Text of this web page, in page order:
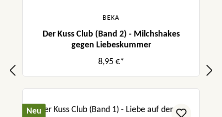
BEKA
Der Kuss Club (Band 2) - Milchshakes
gegen Liebeskummer
8,95 €*
Neu